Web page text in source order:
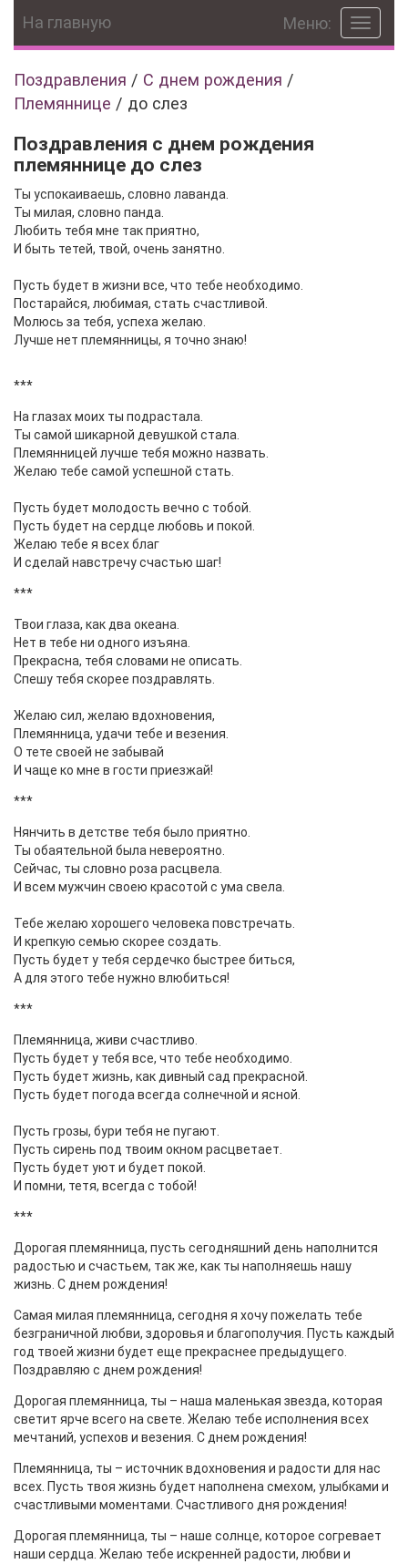
Toggle
На главную Меню:
Поздравления / С днем рождения /
Племяннице / до слез
Поздравления с днем рождения
племяннице до слез
Ты успокаиваешь, словно лаванда.
Ты милая, словно панда.
Любить тебя мне так приятно,
И быть тетей, твой, очень занятно.
Пусть будет в жизни все, что тебе необходимо.
Постарайся, любимая, стать счастливой.
Молюсь за тебя, успеха желаю.
Лучше нет племянницы, я точно знаю!
***
На глазах моих ты подрастала.
Ты самой шикарной девушкой стала.
Племянницей лучше тебя можно назвать.
Желаю тебе самой успешной стать.
Пусть будет молодость вечно с тобой.
Пусть будет на сердце любовь и покой.
Желаю тебе я всех благ
И сделай навстречу счастью шаг!
***
Твои глаза, как два океана.
Нет в тебе ни одного изъяна.
Прекрасна, тебя словами не описать.
Спешу тебя скорее поздравлять.
Желаю сил, желаю вдохновения,
Племянница, удачи тебе и везения.
О тете своей не забывай
И чаще ко мне в гости приезжай!
***
Нянчить в детстве тебя было приятно.
Ты обаятельной была невероятно.
Сейчас, ты словно роза расцвела.
И всем мужчин своею красотой с ума свела.
Тебе желаю хорошего человека повстречать.
И крепкую семью скорее создать.
Пусть будет у тебя сердечко быстрее биться,
А для этого тебе нужно влюбиться!
***
Племянница, живи счастливо.
Пусть будет у тебя все, что тебе необходимо.
Пусть будет жизнь, как дивный сад прекрасной.
Пусть будет погода всегда солнечной и ясной.
Пусть грозы, бури тебя не пугают.
Пусть сирень под твоим окном расцветает.
Пусть будет уют и будет покой.
И помни, тетя, всегда с тобой!
***
Дорогая племянница, пусть сегодняшний день наполнится
радостью и счастьем, так же, как ты наполняешь нашу
жизнь. С днем рождения!
Самая милая племянница, сегодня я хочу пожелать тебе
безграничной любви, здоровья и благополучия. Пусть каждый
год твоей жизни будет еще прекраснее предыдущего.
Поздравляю с днем рождения!
Дорогая племянница, ты – наша маленькая звезда, которая
светит ярче всего на свете. Желаю тебе исполнения всех
мечтаний, успехов и везения. С днем рождения!
Племянница, ты – источник вдохновения и радости для нас
всех. Пусть твоя жизнь будет наполнена смехом, улыбками и
счастливыми моментами. Счастливого дня рождения!
Дорогая племянница, ты – наше солнце, которое согревает
наши сердца. Желаю тебе искренней радости, любви и